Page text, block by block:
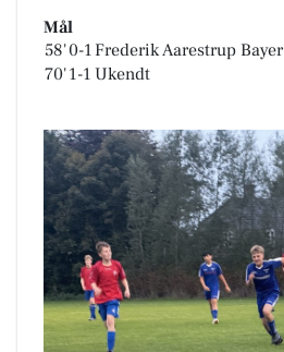
Mål
58'0-1 Frederik Aarestrup Bayer
70'1-1 Ukendt